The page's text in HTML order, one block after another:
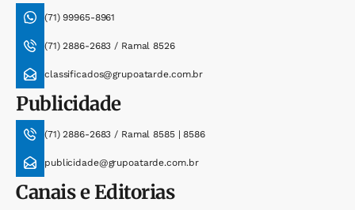
(71) 99965-8961
(71) 2886-2683 / Ramal 8526
classificados@grupoatarde.com.br
Publicidade
(71) 2886-2683 / Ramal 8585 | 8586
publicidade@grupoatarde.com.br
Canais e Editorias